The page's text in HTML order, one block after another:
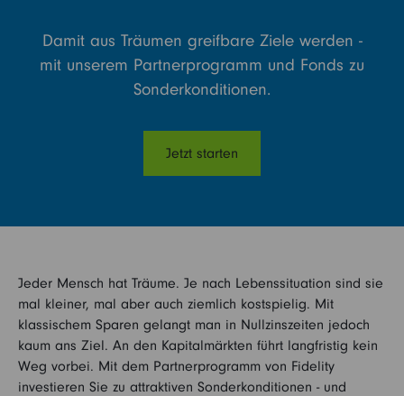
Damit aus Träumen greifbare Ziele werden -
mit unserem Partnerprogramm und Fonds zu
Sonderkonditionen.
Jetzt starten
Jeder Mensch hat Träume. Je nach Lebenssituation sind sie
mal kleiner, mal aber auch ziemlich kostspielig. Mit
klassischem Sparen gelangt man in Nullzinszeiten jedoch
kaum ans Ziel. An den Kapitalmärkten führt langfristig kein
Weg vorbei. Mit dem Partnerprogramm von Fidelity
investieren Sie zu attraktiven Sonderkonditionen - und